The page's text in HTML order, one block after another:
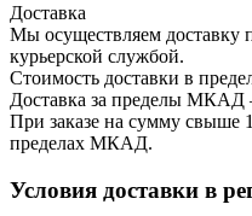
Доставка
Мы осуществляем доставку
курьерской службой.
Стоимость доставки в
Доставка за пределы МКАД
При заказе на сумму свыше
пределах МКАД.
Условия доставки в